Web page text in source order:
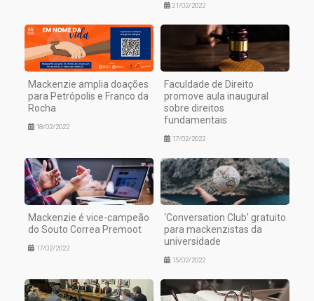
21/02/2022
Mackenzie amplia doações
para Petrópolis e Franco da
Rocha
18/02/2022
Faculdade de Direito
promove aula inaugural
sobre direitos
fundamentais
17/02/2022
Mackenzie é vice-campeão
do Souto Correa Premoot
17/02/2022
‘Conversation Club’ gratuito
para mackenzistas da
universidade
15/02/2022